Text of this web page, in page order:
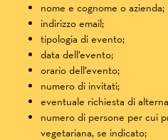
nome e cognome o azienda;
indirizzo email;
tipologia di evento;
data dell’evento;
orario dell’evento;
numero di invitati;
eventuale richiesta di
numero di persone per cui
vegetariana, se indicato;